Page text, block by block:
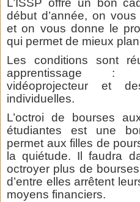
L’ISSP offre un bon
début d’année, on
et on vous donne le
qui permet de mieux
Les conditions sont
apprentissage :
vidéoprojecteur et
individuelles.
L’octroi de bourses
étudiantes est une
permet aux filles de
la quiétude. Il faudra
octroyer plus de
d’entre elles arrêtent
moyens financiers.